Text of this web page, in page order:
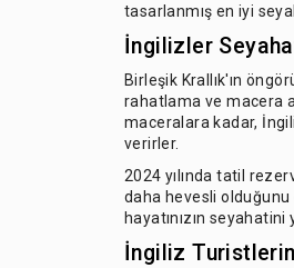
tasarlanmış en iyi
İngilizler
Birleşik Krallık'ın
rahatlama ve macera
maceralara kadar,
verirler.
2024 yılında tatil
daha hevesli olduğunu
hayatınızın
İngiliz